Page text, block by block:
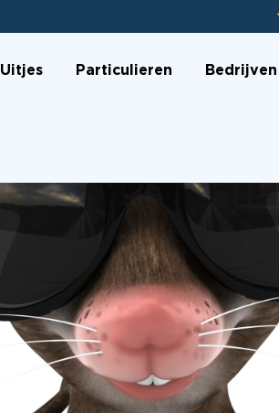
Uitjes Particulieren Bedrijven